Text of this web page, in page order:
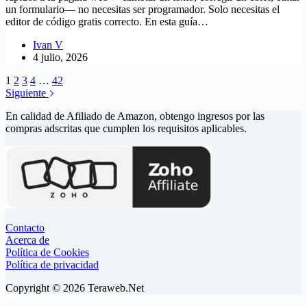
un formulario— no necesitas ser programador. Solo necesitas el
editor de código gratis correcto. En esta guía…
Ivan V
4 julio, 2026
1 2 3 4 … 42
Siguiente
En calidad de Afiliado de Amazon, obtengo ingresos por las
compras adscritas que cumplen los requisitos aplicables.
Contacto
Acerca de
Política de Cookies
Política de privacidad
Copyright © 2026 Teraweb.Net